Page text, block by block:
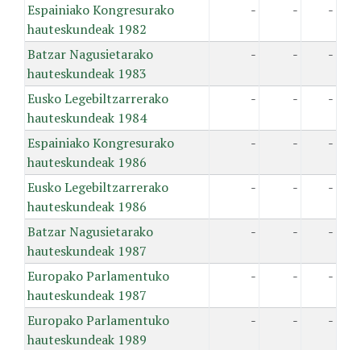
Espainiako Kongresurako
hauteskundeak 1982
- - -
Batzar Nagusietarako
hauteskundeak 1983
- - -
Eusko Legebiltzarrerako
hauteskundeak 1984
- - -
Espainiako Kongresurako
hauteskundeak 1986
- - -
Eusko Legebiltzarrerako
hauteskundeak 1986
- - -
Batzar Nagusietarako
hauteskundeak 1987
- - -
Europako Parlamentuko
hauteskundeak 1987
- - -
Europako Parlamentuko
hauteskundeak 1989
- - -